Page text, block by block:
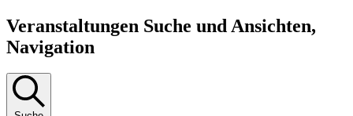
Veranstaltungen
Veranstaltungen Suche und Ansichten,
Navigation